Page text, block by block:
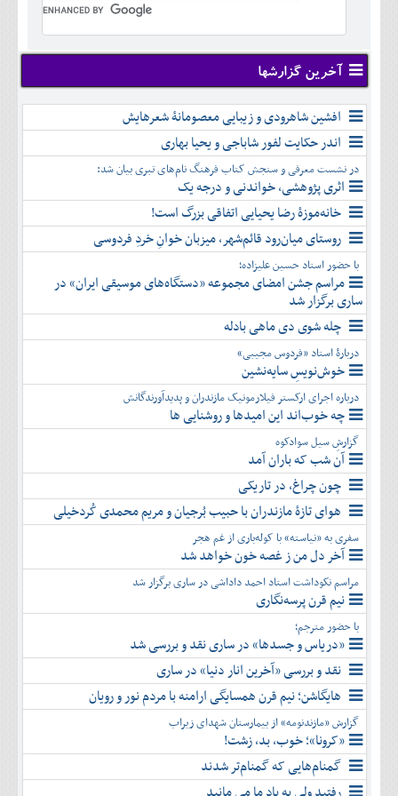
دی
بهمن
اسفند
آبان
آذر
دی
بهمن
اسفند
شهريور
مهر
آبان
آذر
دی
بهمن
اسفند
تير
مرداد
شهريور
مهر
آبان
آذر
دی
بهمن
اسفند
آخرین گزارشها
افشین شاهرودی و زیبایی معصومانۀ شعرهایش
اندر حکایت لفور شاباجی و یحیا بهاری
در نشست معرفی و سنجش کتاب فرهنگ نام‌های تبری بیان شد:
اثری پژوهشی، خواندنی و درجه یک
خانه‌موزۀ رضا یحیایی اتفاقی بزرگ است!
روستای میان‌رود قائم‌شهر، میزبان خوانِ خردِ فردوسی
با حضور استاد حسین علیزاده؛
مراسم جشن امضای مجموعه «دستگاه‌های موسیقی ایران» در
ساری برگزار شد
چله شوی دی ماهی بادله
دربارۀ استاد «فردوس مجیبی»
خوش‌نویسِ سایه‌نشین
درباره اجرای ارکستر فیلارمونیک مازندران و پدیدآورندگانش
چه خوب‌اند این امیدها و روشنایی ها
گزارشِ سیل سوادکوه
آن شب که باران آمد
چون چراغ، در تاریکی
هوای تازۀ مازندران با حبیب بُرجیان و مریم محمدی کُردخیلی
سفری به «نیاسته» با کوله‌باری از غم هجر
آخر دل من ز غصه خون خواهد شد
مراسم نکوداشت استاد احمد داداشی در ساری برگزار شد
نیم قرن پرسه‌نگاری
با حضور مترجم؛
«دریاس و جسدها» در ساری نقد و بررسی شد
نقد و بررسی «آخرین انار دنیا» در ساری
هایگاشن؛ نیم قرن همسایگی ارامنه با مردم نور و رویان
گزارش «مازندنومه» از بیمارستان شهدای زیراب
«کرونا»؛ خوب، بد، زشت!
گمنام‌هایی که گمنام‌تر شدند